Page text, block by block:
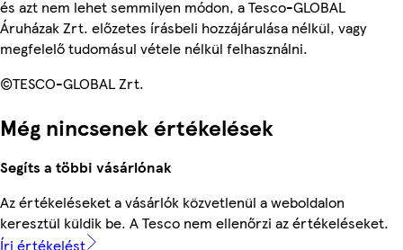
és azt nem lehet semmilyen módon, a Tesco-GLOBAL
Áruházak Zrt. előzetes írásbeli hozzájárulása nélkül, vagy
megfelelő tudomásul vétele nélkül felhasználni.
©TESCO-GLOBAL Zrt.
Még nincsenek értékelések
Segíts a többi vásárlónak
Az értékeléseket a vásárlók közvetlenül a weboldalon
keresztül küldik be. A Tesco nem ellenőrzi az értékeléseket.
Írj értékelést